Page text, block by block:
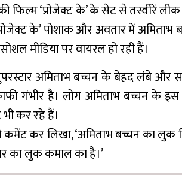
फिल्म ‘प्रोजेक्ट के’ के सेट से तस्वीरें
के’ पोशाक और अवतार में अमिताभ
मीडिया पर वायरल हो रही हैं।
अमिताभ बच्चन के बेहद लंबे
गंभीर है। लोग अमिताभ बच्चन
कर रहे हैं।
कर लिखा, ‘अमिताभ बच्चन का लुक
का लुक कमाल का है।’